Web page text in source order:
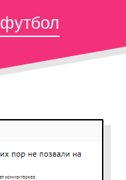
футбол